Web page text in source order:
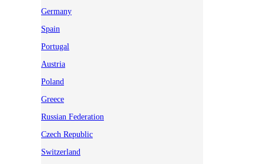
Germany
Spain
Portugal
Austria
Poland
Greece
Russian Federation
Czech Republic
Switzerland